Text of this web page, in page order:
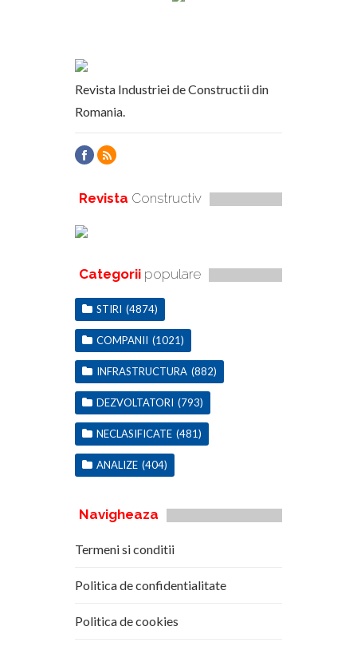
Revista Industriei de Constructii din
Romania.
Revista Constructiv
Categorii populare
STIRI (4874)
COMPANII (1021)
INFRASTRUCTURA (882)
DEZVOLTATORI (793)
NECLASIFICATE (481)
ANALIZE (404)
Navigheaza
Termeni si conditii
Politica de confidentialitate
Politica de cookies